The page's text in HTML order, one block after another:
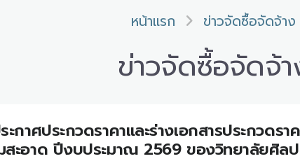
หน้าแรก ข่าวจัดซื้อจัดจ้าง
ข่าวจัดซื้อจัดจ้
ะกาศประกวดราคาและร่างเอกสารประกวด
สะอาด ปีงบประมาณ 2569 ของวิทยาลัยศิล